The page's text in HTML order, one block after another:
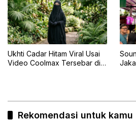
Ukhti Cadar Hitam Viral Usai
Video Coolmax Tersebar di
Rekomendasi untuk kamu